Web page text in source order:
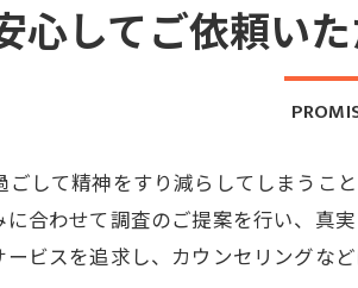
心してご依頼い
して精神をすり減らしてしまう
合わせて調査のご提案を行い、
ビスを追求し、カウンセリングな